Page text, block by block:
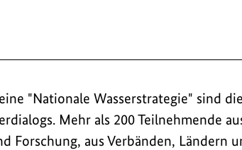
"Nationale Wasserstrategie" sind
Mehr als 200 Teilnehmende
Forschung, aus Verbänden, Ländern